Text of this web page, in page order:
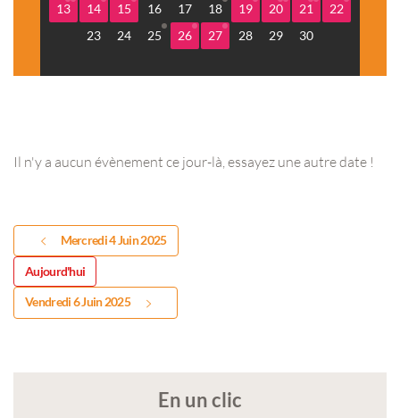
13
14 15 16 17 18 19 20 21
22
23
24 25 26 27 28 29 30
Il n'y a aucun évènement ce jour-là, essayez une autre date !
Mercredi 4 Juin 2025
Aujourd'hui
Vendredi 6 Juin 2025
En un clic